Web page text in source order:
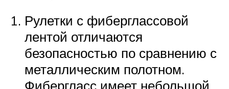
Рулетки с фиберглассовой
лентой отличаются
безопасностью по сравнению с
металлическим полотном.
Фибергласс имеет небольшой